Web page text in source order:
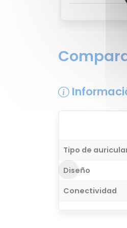
Tipo de
Diseño
Conectividad